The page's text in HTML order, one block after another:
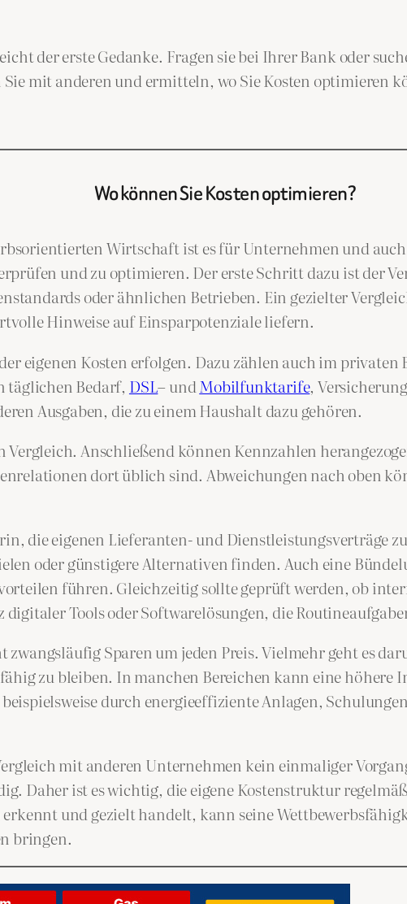
der erste Gedanke. Fragen sie bei Ihrer Bank oder
mit anderen und ermitteln, wo Sie Kosten optimieren
Wo können Sie Kosten optimieren?
Wirtschaft ist es für Unternehmen und
und zu optimieren. Der erste Schritt dazu ist der
oder ähnlichen Betrieben. Ein gezielter
Hinweise auf Einsparpotenziale liefern.
eigenen Kosten erfolgen. Dazu zählen auch im
täglichen Bedarf, DSL– undMobilfunktarife,
Ausgaben, die zu einem Haushalt dazu gehören.
Anschließend können Kennzahlen
dort üblich sind. Abweichungen nach oben
die eigenen Lieferanten- und Dienstleistungsverträge
oder günstigere Alternativen finden. Auch eine
führen. Gleichzeitig sollte geprüft werden, ob
Tools oder Softwarelösungen, die
Sparen um jeden Preis. Vielmehr geht es
zu bleiben. In manchen Bereichen kann eine höhere
durch energieeffiziente Anlagen,
mit anderen Unternehmen kein einmaliger
Daher ist es wichtig, die eigene Kostenstruktur
und gezielt handelt, kann seine
bringen.